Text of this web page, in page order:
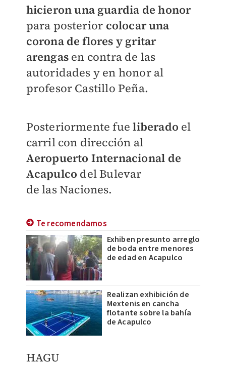
hicieron una guardia de honor
para posterior colocar una
corona de flores y gritar
arengasen contra de las
autoridades y en honor al
profesor Castillo Peña.
Posteriormente fueliberado el
carril con dirección al
Aeropuerto Internacional de
Acapulco del Bulevar
de las Naciones.
Te recomendamos
Exhiben presunto arreglo
de boda entre menores
de edad en Acapulco
Realizan exhibición de
Mextenis en cancha
flotante sobre la bahía
de Acapulco
HAGU